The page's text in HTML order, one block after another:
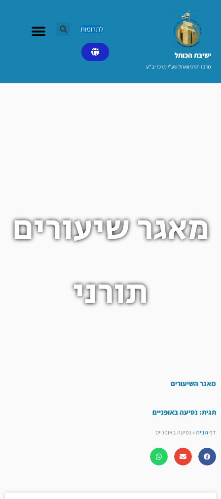
ישיבת הכותל​
מרכז תורני וואהל שע"י מרכז יב"ע
לתרומות
מאגר שיעורים
תורני
מאגר השיעורים
תגית: נסיעה באופניים
דף הבית»נסיעה באופניים